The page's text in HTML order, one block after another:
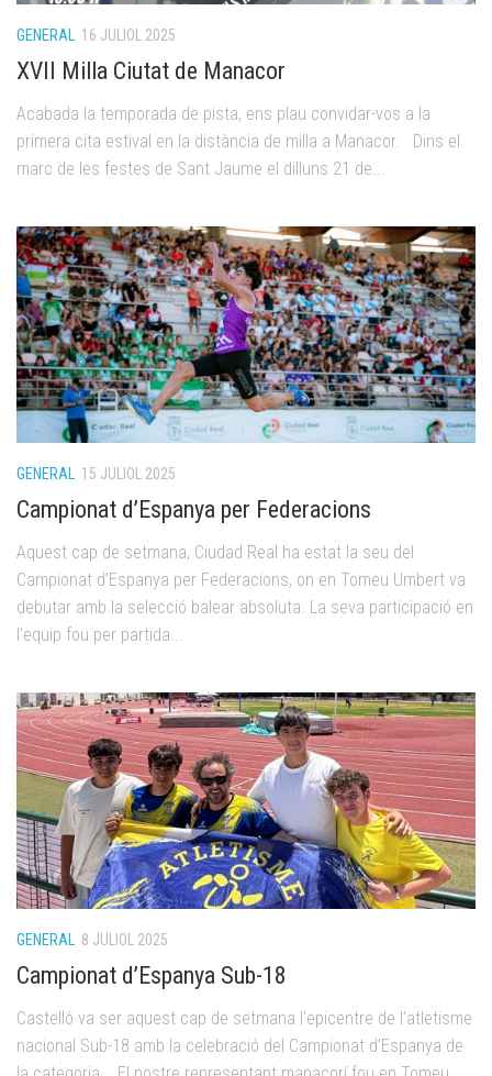
GENERAL 16 JULIOL 2025
XVII Milla Ciutat de Manacor
Acabada la temporada de pista, ens plau convidar-vos a la
primera cita estival en la distància de milla a Manacor. Dins el
marc de les festes de Sant Jaume el dilluns 21 de...
GENERAL 15 JULIOL 2025
Campionat d’Espanya per Federacions
Aquest cap de setmana, Ciudad Real ha estat la seu del
Campionat d’Espanya per Federacions, on en Tomeu Umbert va
debutar amb la selecció balear absoluta. La seva participació en
l’equip fou per partida...
GENERAL 8 JULIOL 2025
Campionat d’Espanya Sub-18
Castelló va ser aquest cap de setmana l’epicentre de l’atletisme
nacional Sub-18 amb la celebració del Campionat d’Espanya de